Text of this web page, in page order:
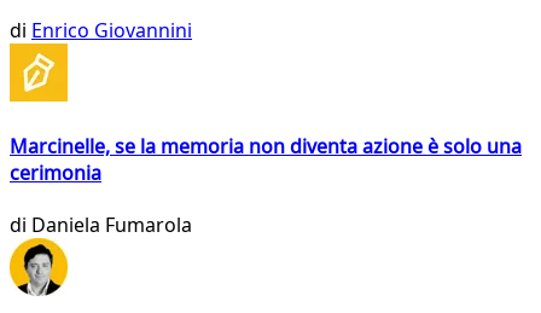
di Enrico Giovannini
Marcinelle, se la memoria non diventa azione è solo una
cerimonia
di Daniela Fumarola